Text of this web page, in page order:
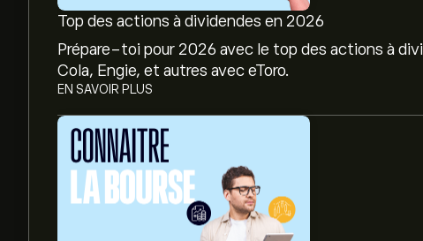
Top des actions à dividendes en 2026
Prépare-toi pour 2026 avec le top des actions à
Cola, Engie, et autres avec eToro.
EN SAVOIR PLUS